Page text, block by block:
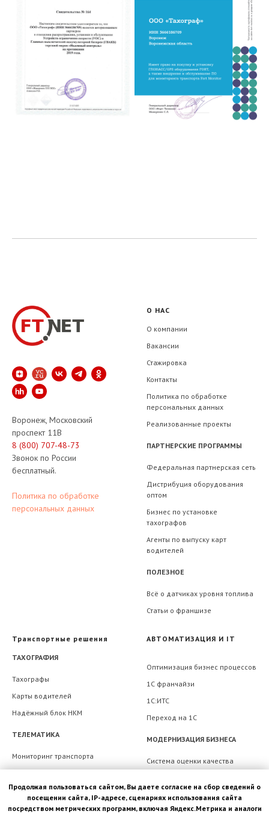
Продолжая пользоваться сайтом, Вы даете согласие на сбор сведений о
посещении сайта, IP-адресе, сценариях использования сайта
посредством метрических программ, включая Яндекс.Метрика и аналоги
Воронеж, Московский
проспект 11В
8 (800) 707-48-73
Звонок по России
бесплатный.
Политика по обработке
персональных данных
О НАС
О компании
Вакансии
Стажировка
Контакты
Политика по обработке
персональных данных
Реализованные проекты
ПАРТНЕРСКИЕ ПРОГРАММЫ
Федеральная партнерская сеть
Дистрибуция оборудования
оптом
Бизнес по установке
тахографов
Агенты по выпуску карт
водителей
ПОЛЕЗНОЕ
Всё о датчиках уровня топлива
Статьи о франшизе
Транспортные решения
ТАХОГРАФИЯ
Тахографы
Карты водителей
Надёжный блок НКМ
ТЕЛЕМАТИКА
Мониторинг транспорта
Расходомеры
Датчики уровня топлива
АВТОМАТИЗАЦИЯ И IT
Оптимизация бизнес процессов
1С франчайзи
1С:ИТС
Переход на 1С
МОДЕРНИЗАЦИЯ БИЗНЕСА
Система оценки качества
вождения
Автоматизация путевых листов
Автоматизация планирования